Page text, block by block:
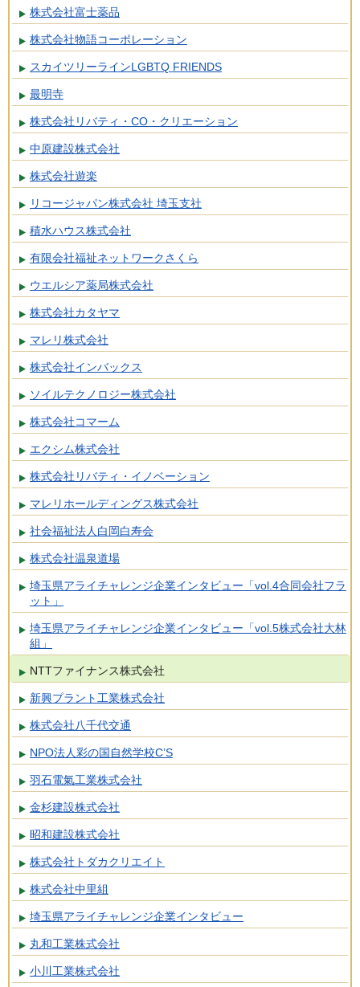
株式会社富士薬品
株式会社物語コーポレーション
スカイツリーラインLGBTQ FRIENDS
最明寺
株式会社リバティ・CO・クリエーション
中原建設株式会社
株式会社遊楽
リコージャパン株式会社 埼玉支社
積水ハウス株式会社
有限会社福祉ネットワークさくら
ウエルシア薬局株式会社
株式会社カタヤマ
マレリ株式会社
株式会社インバックス
ソイルテクノロジー株式会社
株式会社コマーム
エクシム株式会社
株式会社リバティ・イノベーション
マレリホールディングス株式会社
社会福祉法人白岡白寿会
株式会社温泉道場
埼玉県アライチャレンジ企業インタビュー「vol.4合同会社フラ
ット」
埼玉県アライチャレンジ企業インタビュー「vol.5株式会社大林
組」
NTTファイナンス株式会社
新興プラント工業株式会社
株式会社八千代交通
NPO法人彩の国自然学校C’S
羽石電氣工業株式会社
金杉建設株式会社
昭和建設株式会社
株式会社トダカクリエイト
株式会社中里組
埼玉県アライチャレンジ企業インタビュー
丸和工業株式会社
小川工業株式会社